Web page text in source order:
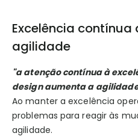
Excelência
agilidade
"a atenção contínua à
design aumenta a
Ao manter a excelência
problemas para reagir às
agilidade.